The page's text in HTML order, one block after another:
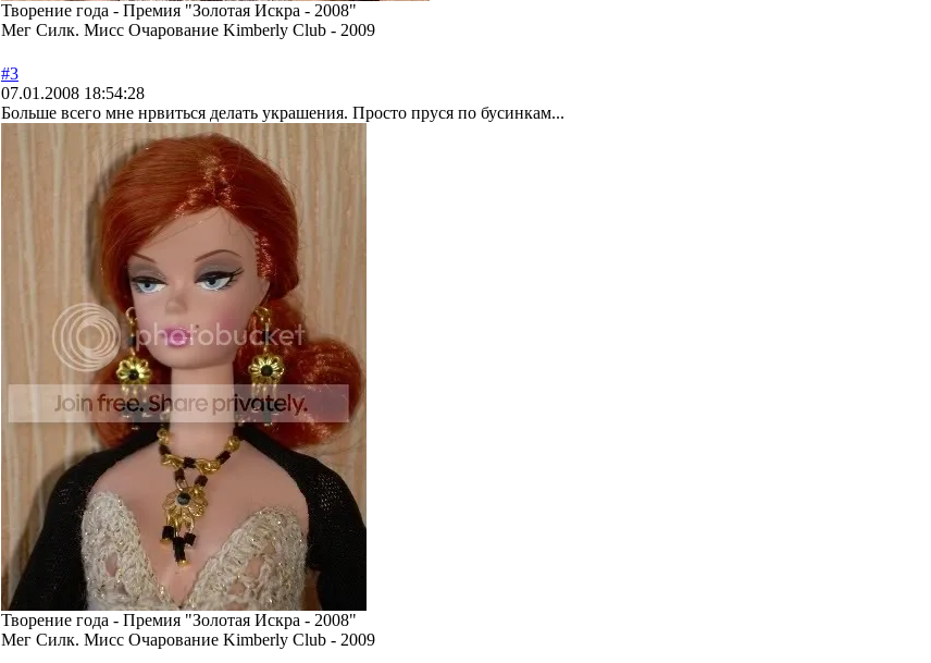
Творение года - Премия "Золотая Искра - 2008"
Мег Силк. Мисс Очарование Kimberly Club - 2009
#3
07.01.2008 18:54:28
Больше всего мне нрвиться делать украшения. Просто пруся по бусинкам...
Творение года - Премия "Золотая Искра - 2008"
Мег Силк. Мисс Очарование Kimberly Club - 2009